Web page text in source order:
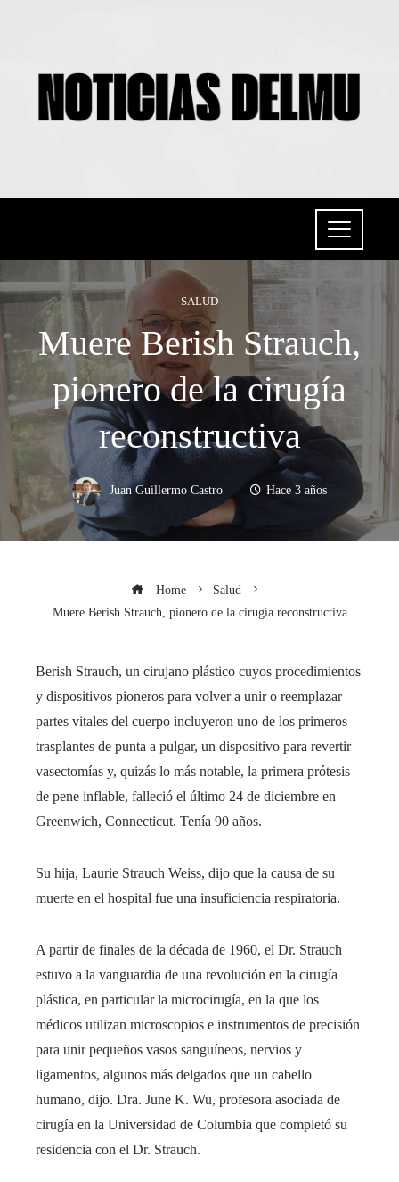
SALUD
Muere Berish Strauch,
pionero de la cirugía
reconstructiva
Juan Guillermo Castro Hace 3 años
Home
Salud
Muere Berish Strauch, pionero de la cirugía reconstructiva
Berish Strauch, un cirujano plástico cuyos procedimientos
y dispositivos pioneros para volver a unir o reemplazar
partes vitales del cuerpo incluyeron uno de los primeros
trasplantes de punta a pulgar, un dispositivo para revertir
vasectomías y, quizás lo más notable, la primera prótesis
de pene inflable, falleció el último 24 de diciembre en
Greenwich, Connecticut. Tenía 90 años.
Su hija, Laurie Strauch Weiss, dijo que la causa de su
muerte en el hospital fue una insuficiencia respiratoria.
A partir de finales de la década de 1960, el Dr. Strauch
estuvo a la vanguardia de una revolución en la cirugía
plástica, en particular la microcirugía, en la que los
médicos utilizan microscopios e instrumentos de precisión
para unir pequeños vasos sanguíneos, nervios y
ligamentos, algunos más delgados que un cabello
humano, dijo. Dra. June K. Wu, profesora asociada de
cirugía en la Universidad de Columbia que completó su
residencia con el Dr. Strauch.